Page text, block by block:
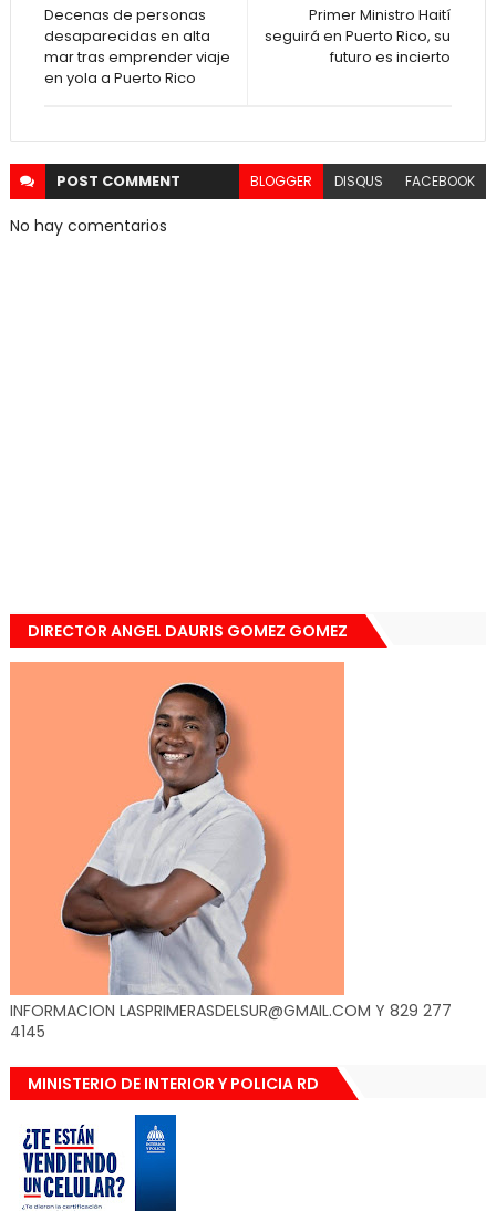
Primer Ministro Haití
seguirá en Puerto Rico, su
futuro es incierto
Decenas de personas
desaparecidas en alta
mar tras emprender viaje
en yola a Puerto Rico
POST COMMENT BLOGGER DISQUS FACEBOOK
No hay comentarios
DIRECTOR ANGEL DAURIS GOMEZ GOMEZ
INFORMACION LASPRIMERASDELSUR@GMAIL.COM Y 829 277
4145
MINISTERIO DE INTERIOR Y POLICIA RD